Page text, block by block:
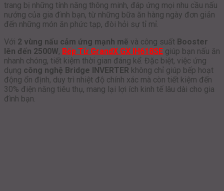
trang bị những tính năng thông minh, đáp ứng mọi nhu cầu nấu
nướng của gia đình bạn, từ những bữa ăn hàng ngày đơn giản
đến những món ăn phức tạp, đòi hỏi sự tỉ mỉ.
Với 2 vùng nấu cảm ứng mạnh mẽ và công suất Booster
lên đến 2500W, Bếp Từ GrandX GX IH618SE giúp bạn nấu ăn
nhanh chóng, tiết kiệm thời gian đáng kể. Đặc biệt, việc ứng
dụng công nghệ Bridge INVERTER không chỉ giúp bếp hoạt
động ổn định, duy trì nhiệt độ chính xác mà còn tiết kiệm đến
30% điện năng tiêu thụ, mang lại lợi ích kinh tế lâu dài cho gia
đình bạn.